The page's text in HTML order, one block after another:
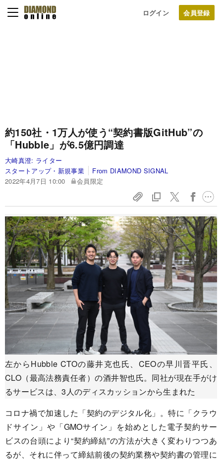
ログイン
約150社・1万人が使う“契約書版GitHub”の
「Hubble」が6.5億円調達
大崎真澄: ライター
スタートアップ・新規事業
From DIAMOND SIGNAL
2022年4月7日 10:00
会員限定
左からHubble CTOの藤井克也氏、CEOの早川晋平氏、
CLO（最高法務責任者）の酒井智也氏。同社が現在手がけ
るサービスは、3人のディスカッションから生まれた
コロナ禍で加速した「契約のデジタル化」。特に「クラウ
ドサイン」や「GMOサイン」を始めとした電子契約サー
ビスの台頭により“契約締結”の方法が大きく変わりつつあ
るが、それに伴って締結前後の契約業務や契約書の管理に